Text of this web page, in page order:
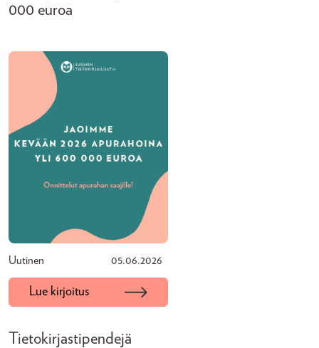
000 euroa
Uutinen 05.06.2026
Lue kirjoitus
Tietokirjastipendejä